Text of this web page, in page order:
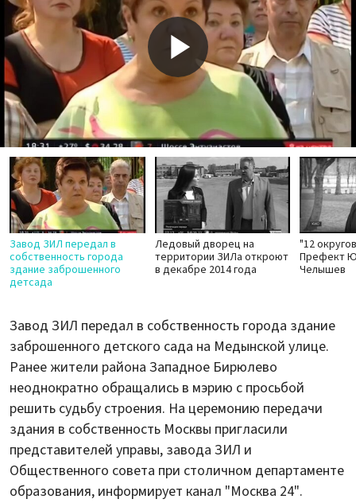
Play
Video
Завод ЗИЛ передал в
собственность города
здание заброшенного
детсада
Ледовый дворец на
территории ЗИЛа откроют
в декабре 2014 года
"12
Префект
Челышев
Завод ЗИЛ передал в собственность города здание
заброшенного детского сада на Медынской улице.
Ранее жители района Западное Бирюлево
неоднократно обращались в мэрию с просьбой
решить судьбу строения. На церемонию передачи
здания в собственность Москвы пригласили
представителей управы, завода ЗИЛ и
Общественного совета при столичном департаменте
образования, информирует канал "Москва 24".